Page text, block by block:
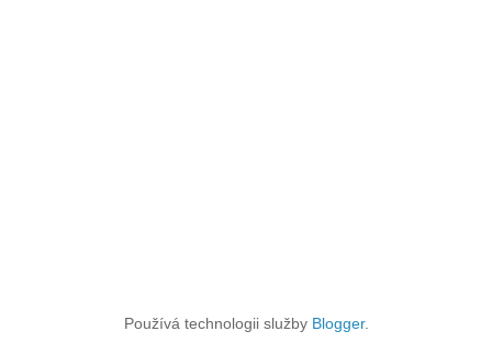
Používá technologii služby Blogger.